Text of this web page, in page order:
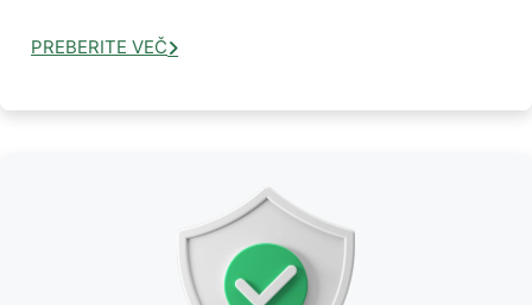
PREBERITE VEČ